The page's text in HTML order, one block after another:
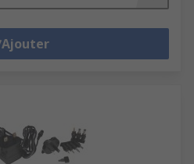
Ajouter